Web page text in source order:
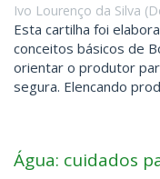
Ivo Lourenço da Silva (
Esta cartilha foi
conceitos básicos de
orientar o produtor
segura. Elencando
Água: cuidados